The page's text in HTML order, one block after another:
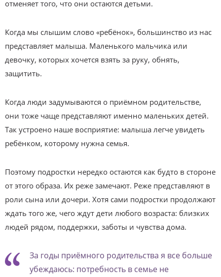
отменяет того, что они остаются детьми.
Когда мы слышим слово «ребёнок», большинство из нас
представляет малыша. Маленького мальчика или
девочку, которых хочется взять за руку, обнять,
защитить.
Когда люди задумываются о приёмном родительстве,
они тоже чаще представляют именно маленьких детей.
Так устроено наше восприятие: малыша легче увидеть
ребёнком, которому нужна семья.
Поэтому подростки нередко остаются как будто в стороне
от этого образа. Их реже замечают. Реже представляют в
роли сына или дочери. Хотя сами подростки продолжают
ждать того же, чего ждут дети любого возраста: близких
людей рядом, поддержки, заботы и чувства дома.
За годы приёмного родительства я все больше
убеждаюсь: потребность в семье не